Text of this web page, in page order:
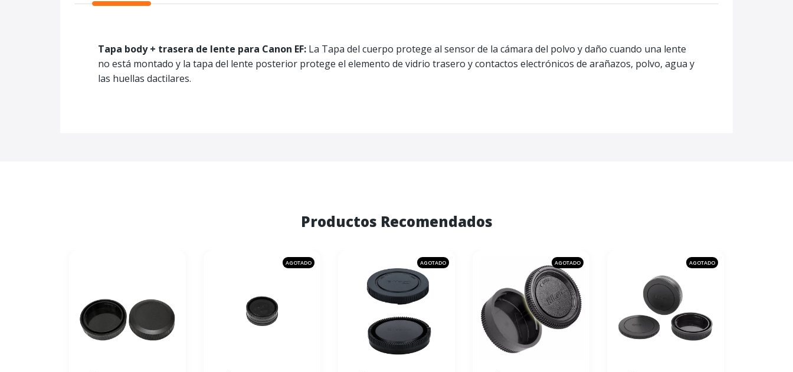
Tapa body + trasera de lente para Canon EF: La Tapa del cuerpo protege al sensor de la cámara del polvo y daño cuando una lente
no está montado y la tapa del lente posterior protege el elemento de vidrio trasero y contactos electrónicos de arañazos, polvo, agua y
las huellas dactilares.
Productos Recomendados
AGOTADO AGOTADO AGOTADO AGOTADO